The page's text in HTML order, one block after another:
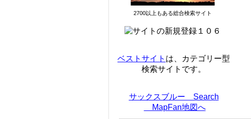
2700以上もある総合検索サイト
ベストサイト は、カテゴリー型
検索サイトです。
サックスブルー Search
MapFan地図へ